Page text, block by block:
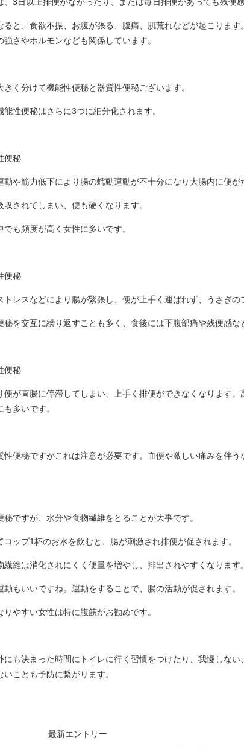
ると、食欲不振、お腹が張る、腹痛、肌荒れなどが起こりま
強さやホルモンなども関係しています。
きく分けて機能性便秘と器質性便秘ございます。
能性便秘はさらに3つに細分化されます。
便秘
動や筋力低下により腸の蠕動運動が不十分になり大腸内に便が
収されてしまい、便も硬くなります。
でも頻度が高く女性に多いです。
便秘
トレスなどにより腸が緊張し、便が上手く運ばれず、うさぎの
秘を交互に繰り返すことも多く、食後には下腹部痛や残便感な
便秘
便が直腸に停滞してしまい、上手く排便ができなくなります
も多いです。
性便秘ですがこれは注意が必要です。血便や激しい痛みを伴
秘ですが、水分や食物繊維をとることが大事です。
コップ1杯のお水を飲むと、腸が刺激され排便が促されます。
繊維は消化されにくく便量を増やし、排出されやすくなります。
動もいいですね。運動をすることで、腸の活動が促されます。
りやすい女性は特に腹筋がお勧めです。
にも決まった時間にトイレに行く習慣をつけたり、我慢しな
いことも予防に繋がります。
最新エントリー